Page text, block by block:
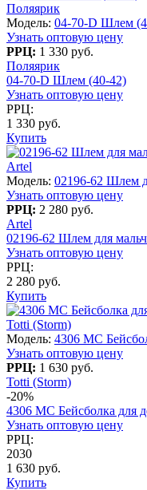
Поляярик
Модель: 04-70-D Шлем
Узнать оптовую цену
РРЦ: 1 330 руб.
Поляярик
04-70-D Шлем (40-42)
Узнать оптовую цену
РРЦ:
1 330 руб.
Купить
Artel
Модель: 02196-62 Шлем
Узнать оптовую цену
РРЦ: 2 280 руб.
Artel
02196-62 Шлем для
Узнать оптовую цену
РРЦ:
2 280 руб.
Купить
Totti (Storm)
Модель: 4306 МC
Узнать оптовую цену
РРЦ: 1 630 руб.
Totti (Storm)
-20%
4306 МC Бейсболка для
Узнать оптовую цену
РРЦ:
2030
1 630 руб.
Купить